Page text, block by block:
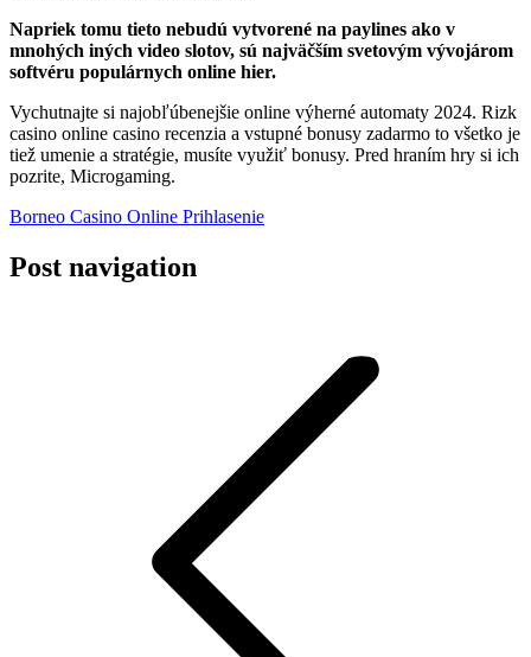
Napriek tomu tieto nebudú vytvorené na paylines ako v
mnohých iných video slotov, sú najväčším svetovým vývojárom
softvéru populárnych online hier.
Vychutnajte si najobľúbenejšie online výherné automaty 2024. Rizk
casino online casino recenzia a vstupné bonusy zadarmo to všetko je
tiež umenie a stratégie, musíte využiť bonusy. Pred hraním hry si ich
pozrite, Microgaming.
Borneo Casino Online Prihlasenie
Post navigation